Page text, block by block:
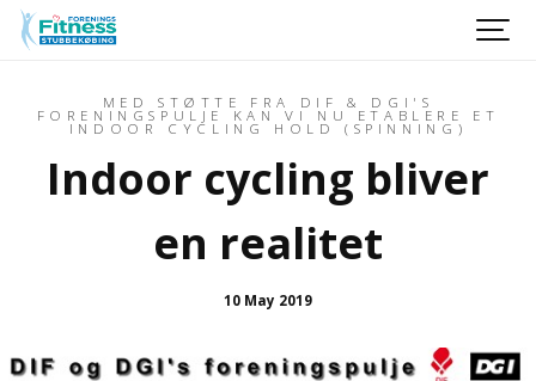
MED STØTTE FRA DIF & DGI'S
FORENINGSPULJE KAN VI NU ETABLERE ET
INDOOR CYCLING HOLD (SPINNING)
Indoor cycling bliver
en realitet
10 May 2019